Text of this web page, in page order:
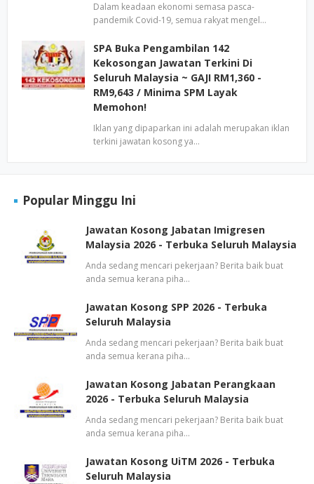
Dalam keadaan ekonomi semasa pasca-
pandemik Covid-19, semua rakyat mengel…
SPA Buka Pengambilan 142
Kekosongan Jawatan Terkini Di
Seluruh Malaysia ~ GAJI RM1,360 -
RM9,643 / Minima SPM Layak
Memohon!
Iklan yang dipaparkan ini adalah merupakan iklan
terkini jawatan kosong ya…
Popular Minggu Ini
Jawatan Kosong Jabatan Imigresen
Malaysia 2026 - Terbuka Seluruh Malaysia
Anda sedang mencari pekerjaan? Berita baik buat
anda semua kerana piha…
Jawatan Kosong SPP 2026 - Terbuka
Seluruh Malaysia
Anda sedang mencari pekerjaan? Berita baik buat
anda semua kerana piha…
Jawatan Kosong Jabatan Perangkaan
2026 - Terbuka Seluruh Malaysia
Anda sedang mencari pekerjaan? Berita baik buat
anda semua kerana piha…
Jawatan Kosong UiTM 2026 - Terbuka
Seluruh Malaysia